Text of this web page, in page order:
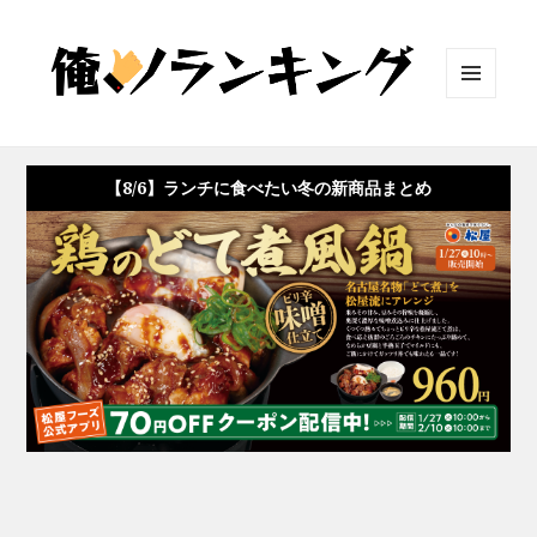
ット
【8/6】ランチに食べたい冬の新商品まとめ